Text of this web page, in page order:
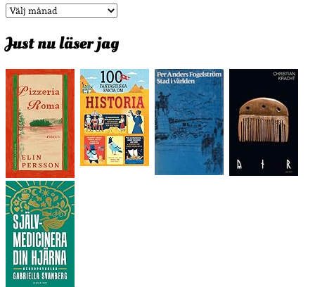
Arkiv
Just nu läser jag